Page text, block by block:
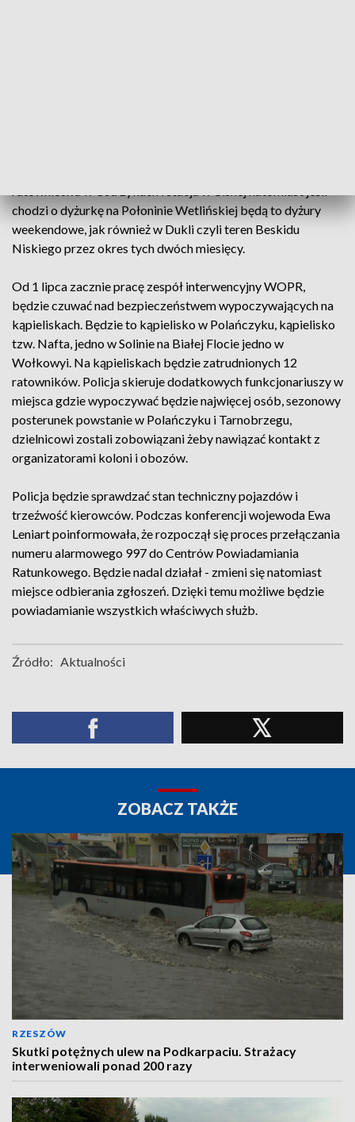
chodzi o dyżurkę na Połoninie Wetlińskiej będą to dyżury
weekendowe, jak również w Dukli czyli teren Beskidu
Niskiego przez okres tych dwóch miesięcy.
Od 1 lipca zacznie pracę zespół interwencyjny WOPR,
będzie czuwać nad bezpieczeństwem wypoczywających na
kąpieliskach. Będzie to kąpielisko w Polańczyku, kąpielisko
tzw. Nafta, jedno w Solinie na Białej Flocie jedno w
Wołkowyi. Na kąpieliskach będzie zatrudnionych 12
ratowników. Policja skieruje dodatkowych funkcjonariuszy w
miejsca gdzie wypoczywać będzie najwięcej osób, sezonowy
posterunek powstanie w Polańczyku i Tarnobrzegu,
dzielnicowi zostali zobowiązani żeby nawiązać kontakt z
organizatorami koloni i obozów.
Policja będzie sprawdzać stan techniczny pojazdów i
trzeźwość kierowców. Podczas konferencji wojewoda Ewa
Leniart poinformowała, że rozpoczął się proces przełączania
numeru alarmowego 997 do Centrów Powiadamiania
Ratunkowego. Będzie nadal działał - zmieni się natomiast
miejsce odbierania zgłoszeń. Dzięki temu możliwe będzie
powiadamianie wszystkich właściwych służb.
Źródło: Aktualności
ZOBACZ TAKŻE
RZESZÓW
Skutki potężnych ulew na Podkarpaciu. Strażacy
interweniowali ponad 200 razy